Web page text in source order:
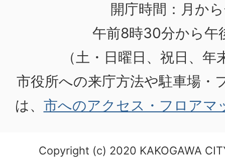
開庁時間：月か
午前8時30分から午
（土・日曜日、祝日、
市役所への来庁方法や駐車場・
は、 市へのアクセス・フロアマ
Copyright (c) 2020 KAKOGAWA